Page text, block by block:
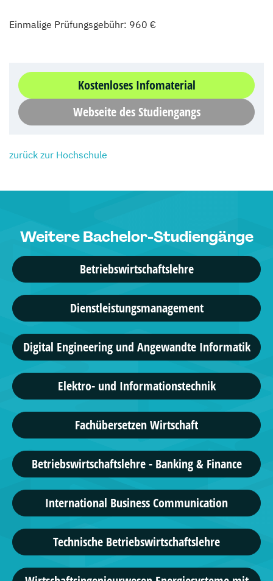
Einmalige Prüfungsgebühr: 960 €
Kostenloses Infomaterial
Webseite des Studiengangs
zurück zur Hochschule
Weitere Bachelor-Studiengänge
Betriebswirtschaftslehre
Dienstleistungsmanagement
Digital Engineering und Angewandte Informatik
Elektro- und Informationstechnik
Fachübersetzen Wirtschaft
Betriebswirtschaftslehre - Banking & Finance
International Business Communication
Technische Betriebswirtschaftslehre